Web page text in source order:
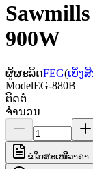
900W
ຜູ້ຜະລິດFEG(ເບິ່ງ
ModelEG-880B
ຕິດຕໍ່
ຈຳນວນ
ຂໍໃບສະເໜີລາຄາ